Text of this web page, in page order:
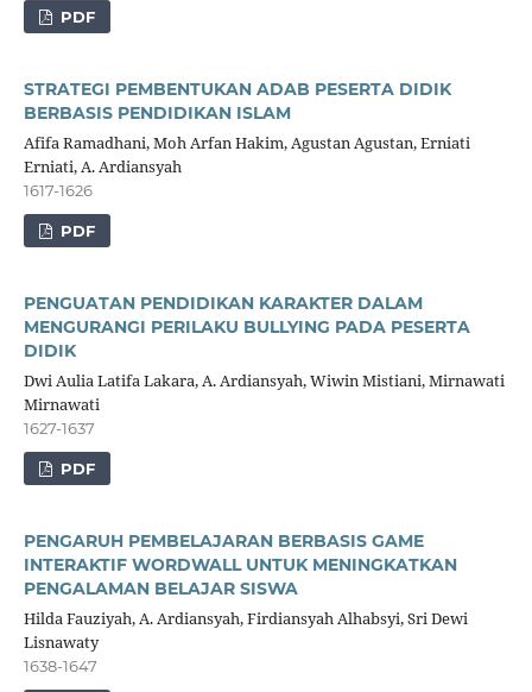
PDF
STRATEGI PEMBENTUKAN ADAB PESERTA DIDIK
BERBASIS PENDIDIKAN ISLAM
Afifa Ramadhani, Moh Arfan Hakim, Agustan Agustan, Erniati
Erniati, A. Ardiansyah
1617-1626
PDF
PENGUATAN PENDIDIKAN KARAKTER DALAM
MENGURANGI PERILAKU BULLYING PADA PESERTA
DIDIK
Dwi Aulia Latifa Lakara, A. Ardiansyah, Wiwin Mistiani, Mirnawati
Mirnawati
1627-1637
PDF
PENGARUH PEMBELAJARAN BERBASIS GAME
INTERAKTIF WORDWALL UNTUK MENINGKATKAN
PENGALAMAN BELAJAR SISWA
Hilda Fauziyah, A. Ardiansyah, Firdiansyah Alhabsyi, Sri Dewi
Lisnawaty
1638-1647